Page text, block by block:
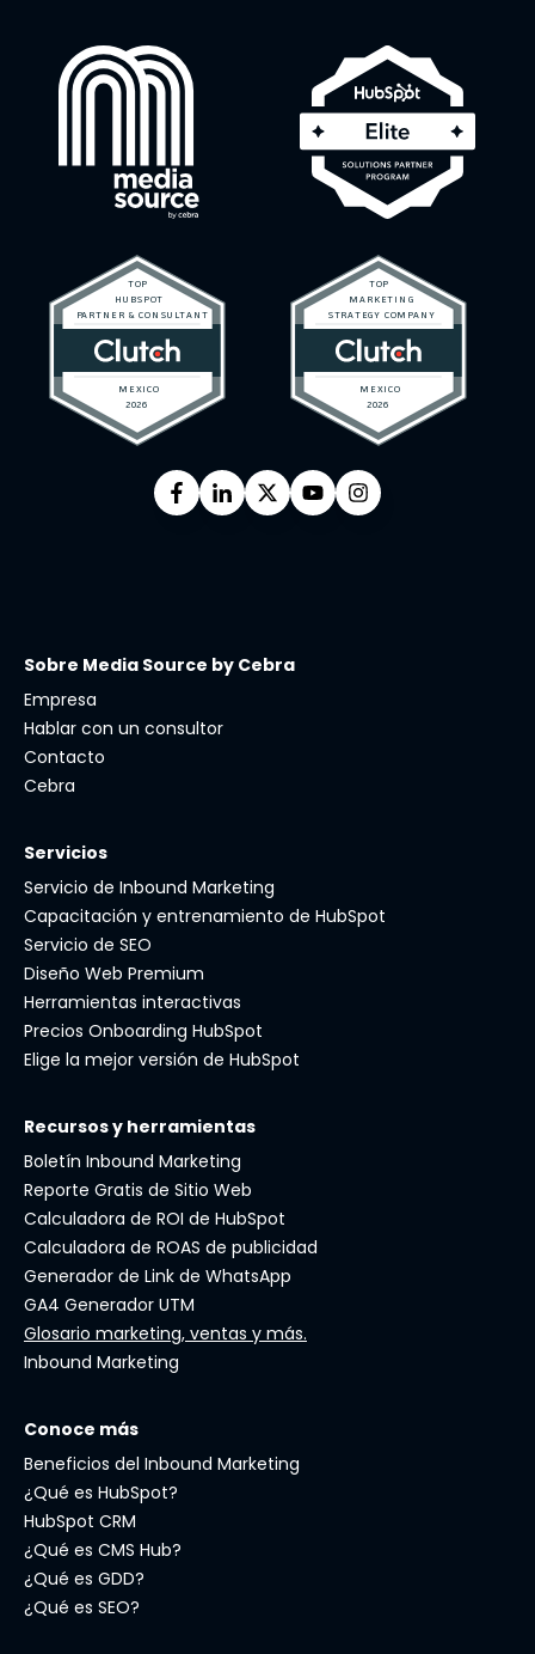
Sobre Media Source by Cebra
Empresa
Hablar con un consultor
Contacto
Cebra
Servicios
Servicio de Inbound Marketing
Capacitación y entrenamiento de HubSpot
Servicio de SEO
Diseño Web Premium
Herramientas interactivas
Precios Onboarding HubSpot
Elige la mejor versión de HubSpot
Recursos y herramientas
Boletín Inbound Marketing
Reporte Gratis de Sitio Web
Calculadora de ROI de HubSpot
Calculadora de ROAS de publicidad
Generador de Link de WhatsApp
GA4 Generador UTM
Glosario marketing, ventas y más.
Inbound Marketing
Conoce más
Beneficios del Inbound Marketing
¿Qué es HubSpot?
HubSpot CRM
¿Qué es CMS Hub?
¿Qué es GDD?
¿Qué es SEO?